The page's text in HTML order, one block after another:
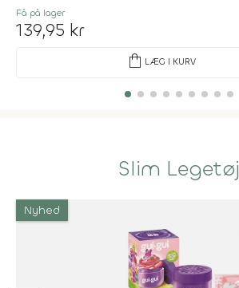
Få på lager
139,95 kr
shopping_bag LÆG I KURV
Slim Legetøj
Nyhed